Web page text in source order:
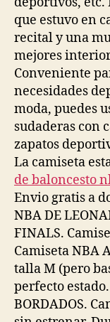
que estuvo en
recital y una
mejores
Conveniente
necesidades
moda, puedes
sudaderas con
zapatos
La camiseta
de baloncesto
Envio gratis a
NBA DE
FINALS.
Camiseta NBA
talla M (pero
perfecto estado.
BORDADOS.